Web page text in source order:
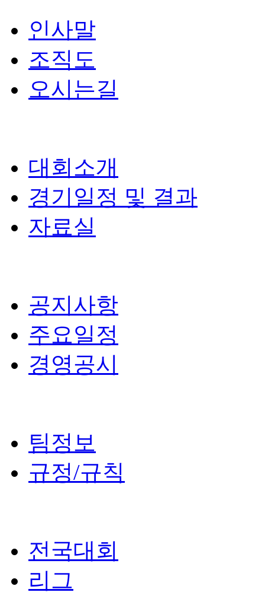
인사말
조직도
오시는길
대회소개
경기일정 및 결과
자료실
공지사항
주요일정
경영공시
팀정보
규정/규칙
전국대회
리그